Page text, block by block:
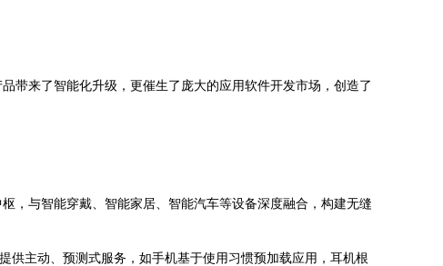
带来了智能化升级，更催生了庞大的应用软件开发市场，创造了
，与智能穿戴、智能家居、智能汽车等设备深度融合，构建无缝
供主动、预测式服务，如手机基于使用习惯预加载应用，耳机根